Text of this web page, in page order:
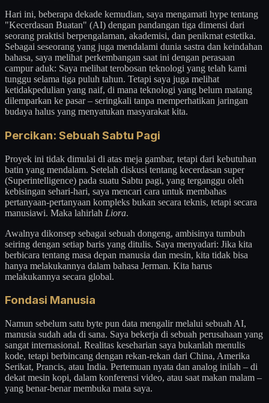
Hari ini, beberapa dekade kemudian, saya mengamati hype tentang
"Kecerdasan Buatan" (AI) dengan pandangan tiga dimensi dari
seorang praktisi berpengalaman, akademisi, dan penikmat estetika.
Sebagai seseorang yang juga mendalami dunia sastra dan keindahan
bahasa, saya melihat perkembangan saat ini dengan perasaan
campur aduk: Saya melihat terobosan teknologi yang telah kami
tunggu selama tiga puluh tahun. Tetapi saya juga melihat
ketidakpedulian yang naif, di mana teknologi yang belum matang
dilemparkan ke pasar – seringkali tanpa memperhatikan jaringan
budaya halus yang menyatukan masyarakat kita.
Percikan: Sebuah Sabtu Pagi
Proyek ini tidak dimulai di atas meja gambar, tetapi dari kebutuhan
batin yang mendalam. Setelah diskusi tentang kecerdasan super
(Superintelligence) pada suatu Sabtu pagi, yang terganggu oleh
kebisingan sehari-hari, saya mencari cara untuk membahas
pertanyaan-pertanyaan kompleks bukan secara teknis, tetapi secara
manusiawi. Maka lahirlah Liora.
Awalnya dikonsep sebagai sebuah dongeng, ambisinya tumbuh
seiring dengan setiap baris yang ditulis. Saya menyadari: Jika kita
berbicara tentang masa depan manusia dan mesin, kita tidak bisa
hanya melakukannya dalam bahasa Jerman. Kita harus
melakukannya secara global.
Fondasi Manusia
Namun sebelum satu byte pun data mengalir melalui sebuah AI,
manusia sudah ada di sana. Saya bekerja di sebuah perusahaan yang
sangat internasional. Realitas keseharian saya bukanlah menulis
kode, tetapi berbincang dengan rekan-rekan dari China, Amerika
Serikat, Prancis, atau India. Pertemuan nyata dan analog inilah – di
dekat mesin kopi, dalam konferensi video, atau saat makan malam –
yang benar-benar membuka mata saya.